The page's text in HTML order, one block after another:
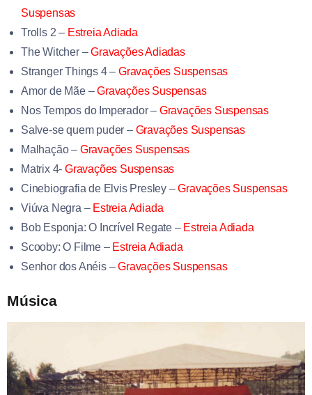
Suspensas
Trolls 2 – Estreia Adiada
The Witcher –Gravações Adiadas
Stranger Things 4 –Gravações Suspensas
Amor de Mãe–Gravações Suspensas
Nos Tempos do Imperador – Gravações Suspensas
Salve-se quem puder – Gravações Suspensas
Malhação – Gravações Suspensas
Matrix 4- Gravações Suspensas
Cinebiografia de Elvis Presley –Gravações Suspensas
Viúva Negra – Estreia Adiada
Bob Esponja: O Incrível Regate – Estreia Adiada
Scooby: O Filme – Estreia Adiada
Senhor dos Anéis –Gravações Suspensas
Música